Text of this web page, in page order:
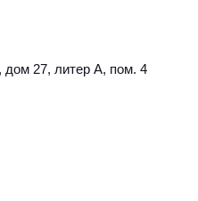
дом 27, литер А, пом. 4